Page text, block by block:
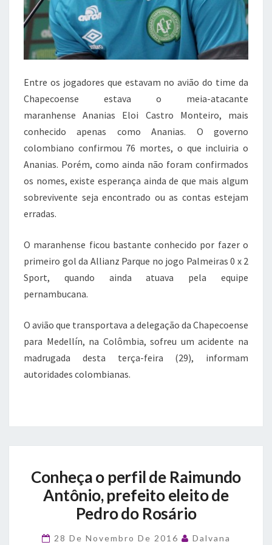
Entre os jogadores que estavam no avião do time da
Chapecoense estava o meia-atacante
maranhense Ananias Eloi Castro Monteiro, mais
conhecido apenas como Ananias. O governo
colombiano confirmou 76 mortes, o que incluiria o
Ananias. Porém, como ainda não foram confirmados
os nomes, existe esperança ainda de que mais algum
sobrevivente seja encontrado ou as contas estejam
erradas.
O maranhense ficou bastante conhecido por fazer o
primeiro gol da Allianz Parque no jogo Palmeiras 0 x 2
Sport, quando ainda atuava pela equipe
pernambucana.
O avião que transportava a delegação da Chapecoense
para Medellín, na Colômbia, sofreu um acidente na
madrugada desta terça-feira (29), informam
autoridades colombianas.
o
perfil
de
Raimundo
prefeito
Conheça o perfil de Raimundo
Antônio, prefeito eleito de
Pedro do Rosário
28 De Novembro De 2016
Dalvana